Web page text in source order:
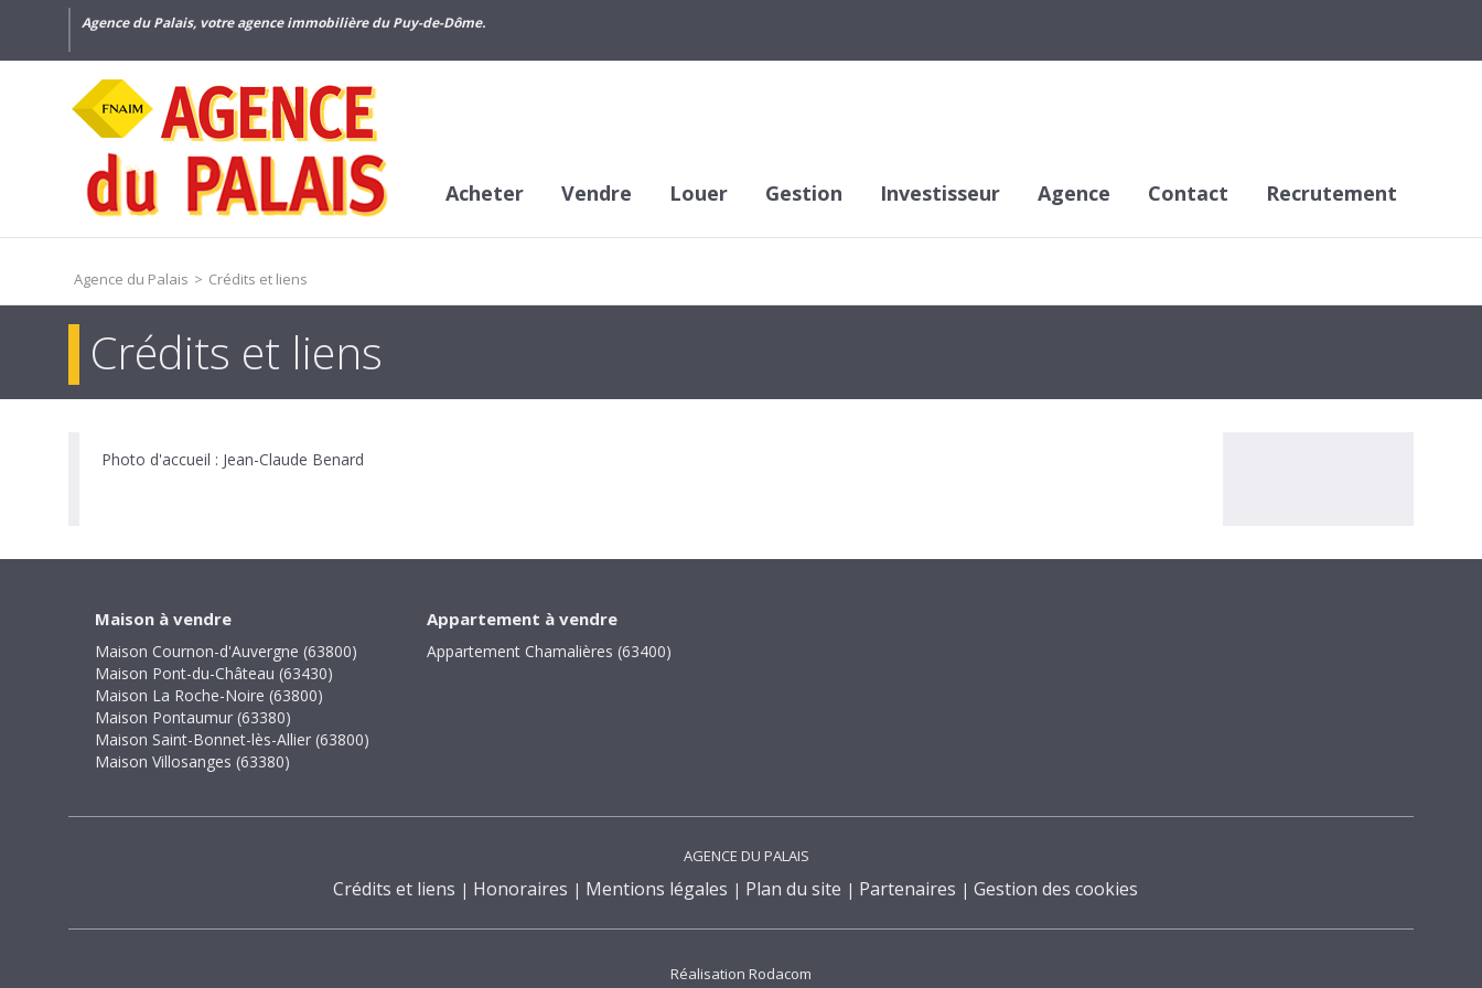
Agence du Palais, votre agence immobilière du Puy-de-Dôme.
Acheter Vendre Louer Gestion Investisseur Agence Contact Recrutement
Agence du Palais > Crédits et liens
Crédits et liens
Photo d'accueil : Jean-Claude Benard
Maison à vendre
Maison Cournon-d'Auvergne (63800)
Maison Pont-du-Château (63430)
Maison La Roche-Noire (63800)
Maison Pontaumur (63380)
Maison Saint-Bonnet-lès-Allier (63800)
Maison Villosanges (63380)
Appartement à vendre
Appartement Chamalières (63400)
AGENCE DU PALAIS
Crédits et liens Honoraires Mentions légales Plan du site Partenaires Gestion des cookies
Réalisation Rodacom